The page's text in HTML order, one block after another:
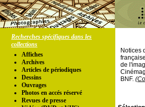
Recherches spécifiques dans les
collections
Affiches
Archives
Articles de périodiques
Dessins
Ouvrages
Photos en accés réservé
Revues de presse
Notices
de
BNF.